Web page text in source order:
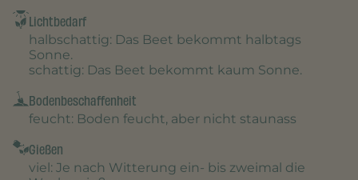
Lichtbedarf
halbschattig: Das Beet bekommt halbtags
Sonne.
schattig: Das Beet bekommt kaum Sonne.
Bodenbeschaffenheit
feucht: Boden feucht, aber nicht staunass
Gießen
viel : Je nach Witterung ein- bis zweimal die